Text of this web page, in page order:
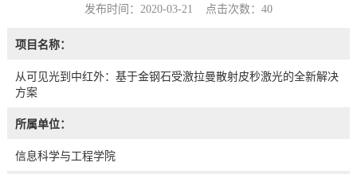
发布时间：2020-03-21 点击次数： 40
项目名称：
从可见光到中红外：基于金钢石受激拉曼散射皮秒激光的全新解决
方案
所属单位：
信息科学与工程学院